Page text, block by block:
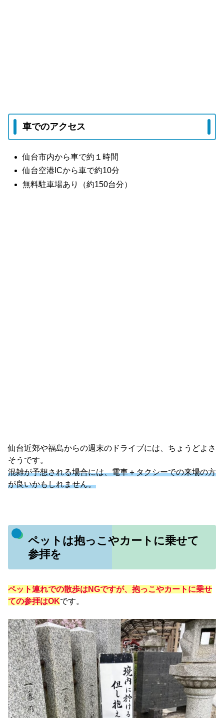
車でのアクセス
仙台市内から車で約１時間
仙台空港ICから車で約10分
無料駐車場あり（約150台分）
仙台近郊や福島からの週末のドライブには、ちょうどよさ
そうです。
混雑が予想される場合には、電車＋タクシーでの来場の方
が良いかもしれません。
ペットは抱っこやカートに乗せて
参拝を
ペット連れでの散歩はNGですが、抱っこ やカートに乗せ
ての参拝はOKです。